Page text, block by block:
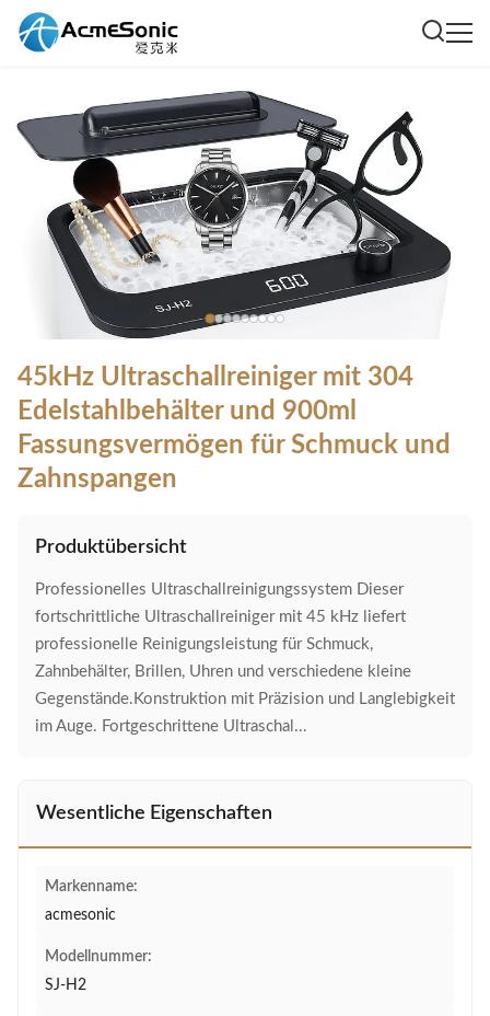
45kHz Ultraschallreiniger mit 304
Edelstahlbehälter und 900ml
Fassungsvermögen für Schmuck und
Zahnspangen
Produktübersicht
Professionelles Ultraschallreinigungssystem Dieser
fortschrittliche Ultraschallreiniger mit 45 kHz liefert
professionelle Reinigungsleistung für Schmuck,
Zahnbehälter, Brillen, Uhren und verschiedene kleine
Gegenstände.Konstruktion mit Präzision und Langlebigkeit
im Auge. Fortgeschrittene Ultraschal...
Wesentliche Eigenschaften
Markenname:
acmesonic
Modellnummer:
SJ-H2